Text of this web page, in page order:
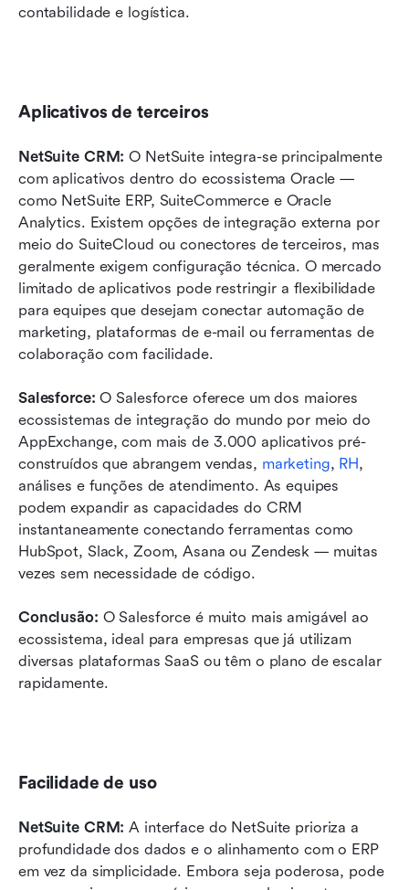
contabilidade e logística.
Aplicativos de terceiros
NetSuite CRM: O NetSuite integra-se principalmente
com aplicativos dentro do ecossistema Oracle —
como NetSuite ERP, SuiteCommerce e Oracle
Analytics. Existem opções de integração externa por
meio do SuiteCloud ou conectores de terceiros, mas
geralmente exigem configuração técnica. O mercado
limitado de aplicativos pode restringir a flexibilidade
para equipes que desejam conectar automação de
marketing, plataformas de e-mail ou ferramentas de
colaboração com facilidade.
Salesforce: O Salesforce oferece um dos maiores
ecossistemas de integração do mundo por meio do
AppExchange, com mais de 3.000 aplicativos pré-
construídos que abrangem vendas, marketing, RH,
análises e funções de atendimento. As equipes
podem expandir as capacidades do CRM
instantaneamente conectando ferramentas como
HubSpot, Slack, Zoom, Asana ou Zendesk — muitas
vezes sem necessidade de código.
Conclusão: O Salesforce é muito mais amigável ao
ecossistema, ideal para empresas que já utilizam
diversas plataformas SaaS ou têm o plano de escalar
rapidamente.
Facilidade de uso
NetSuite CRM: A interface do NetSuite prioriza a
profundidade dos dados e o alinhamento com o ERP
em vez da simplicidade. Embora seja poderosa, pode